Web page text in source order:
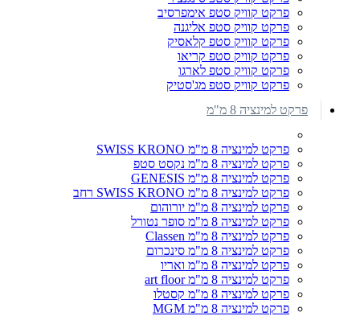
פרקט קוויק סטפ אימפרסיב
פרקט קוויק סטפ אליגנה
פרקט קוויק סטפ קלאסיק
פרקט קוויק סטפ קריאו
פרקט קוויק סטפ לארגו
פרקט קוויק סטפ מג'סטיק
פרקט למינציה 8 מ"מ
פרקט למינציה 8 מ"מ SWISS KRONO
פרקט למינציה 8 מ"מ נקסט סטפ
פרקט למינציה 8 מ"מ GENESIS
פרקט למינציה 8 מ"מ SWISS KRONO רחב
פרקט למינציה 8 מ"מ יורוהום
פרקט למינציה 8 מ"מ סופר נטורל
פרקט למינציה 8 מ"מ Classen
פרקט למינציה 8 מ"מ סינכרום
פרקט למינציה 8 מ"מ ואריו
פרקט למינציה 8 מ"מ art floor
פרקט למינציה 8 מ"מ קסטלו
פרקט למינציה 8 מ"מ MGM